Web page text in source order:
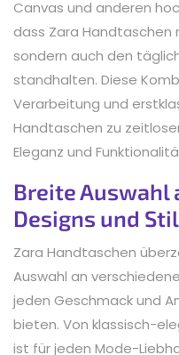
Canvas und anderen
dass Zara Handtaschen
sondern auch den
standhalten. Diese
Verarbeitung und
Handtaschen zu
Eleganz und
Breite Auswahl
Designs und
Zara Handtaschen
Auswahl an
jeden Geschmack und
bieten. Von klassisch-
ist für jeden Mode-